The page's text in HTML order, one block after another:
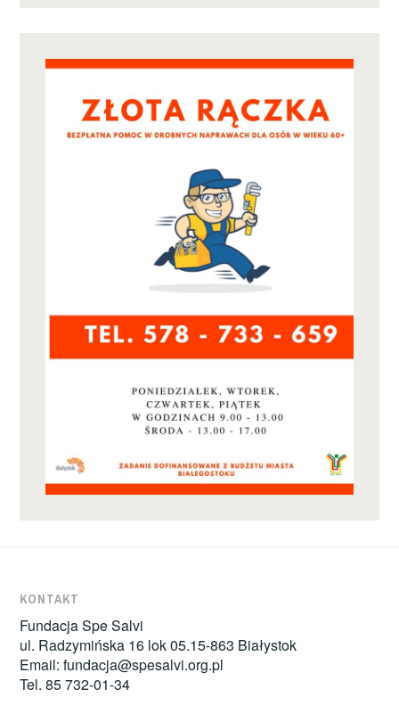
KONTAKT
Fundacja Spe Salvi
ul. Radzymińska 16 lok 05.15-863 Białystok
Email:fundacja@spesalvi.org.pl
Tel. 85 732-01-34